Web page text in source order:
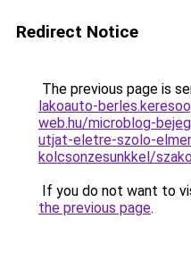
Redirect Notice
The previous page is
lakoauto-
web.hu/microblog-
utjat-eletre-szolo-
kolcsonzesunkkel/
If you do not want to
the previous page.